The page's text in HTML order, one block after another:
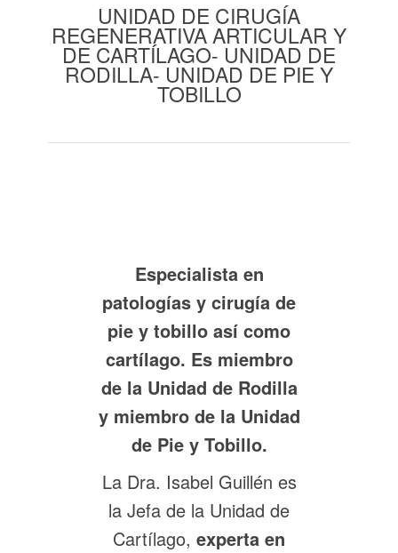
UNIDAD DE CIRUGÍA
REGENERATIVA ARTICULAR Y
DE CARTÍLAGO- UNIDAD DE
RODILLA- UNIDAD DE PIE Y
TOBILLO
Especialista en
patologías y cirugía de
pie y tobillo así como
cartílago. Es miembro
de la Unidad de Rodilla
y miembro de la Unidad
de Pie y Tobillo.
La Dra. Isabel Guillén es
la Jefa de la Unidad de
Cartílago, experta en